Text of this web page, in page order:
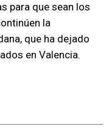
para que sean los
la
que ha dejado
en Valencia.